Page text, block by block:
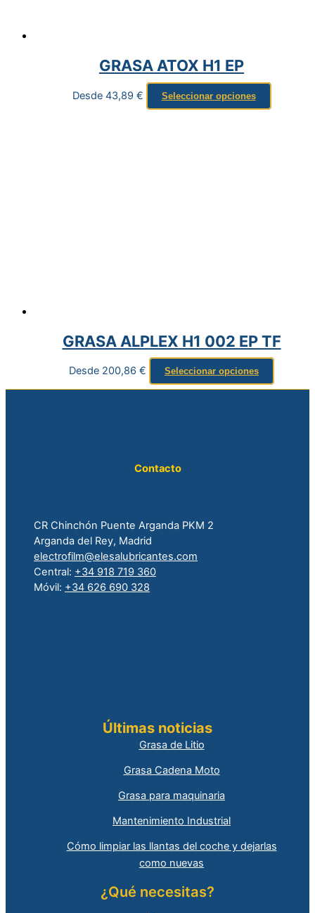
GRASA ATOX H1 EP
Desde 43,89 € Seleccionar opciones
GRASA ALPLEX H1 002 EP TF
Desde 200,86 € Seleccionar opciones
Contacto
CR Chinchón Puente Arganda PKM 2
Arganda del Rey, Madrid
electrofilm@elesalubricantes.com
Central: +34 918 719 360
Móvil: +34 626 690 328
Últimas noticias
Grasa de Litio
Grasa Cadena Moto
Grasa para maquinaria
Mantenimiento Industrial
Cómo limpiar las llantas del coche y dejarlas
como nuevas
¿Qué necesitas?